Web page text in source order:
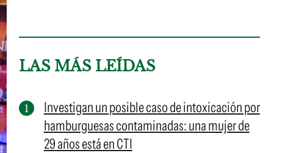
LAS MÁS LEÍDAS
Investigan un posible caso de intoxicación por
hamburguesas contaminadas: una mujer de
29 años está en CTI